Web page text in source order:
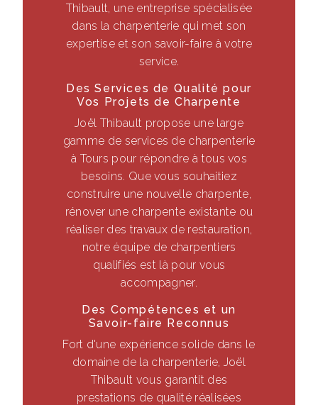
Thibault, une entreprise spécialisée
dans la charpenterie qui met son
expertise et son savoir-faire à votre
service.
Des Services de Qualité pour
Vos Projets de Charpente
Joël Thibault propose une large
gamme de services de charpenterie
à Tours pour répondre à tous vos
besoins. Que vous souhaitiez
construire une nouvelle charpente,
rénover une charpente existante ou
réaliser des travaux de restauration,
notre équipe de charpentiers
qualifiés est là pour vous
accompagner.
Des Compétences et un
Savoir-faire Reconnus
Fort d'une expérience solide dans le
domaine de la charpenterie, Joël
Thibault vous garantit des
prestations de qualité réalisées